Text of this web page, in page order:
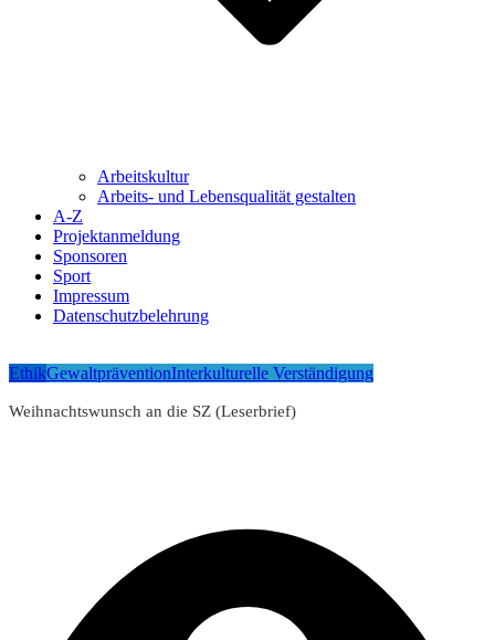
Arbeitskultur
Arbeits- und Lebensqualität gestalten
A-Z
Projektanmeldung
Sponsoren
Sport
Impressum
Datenschutzbelehrung
EthikGewaltpräventionInterkulturelle Verständigung
Weihnachtswunsch an die SZ (Leserbrief)